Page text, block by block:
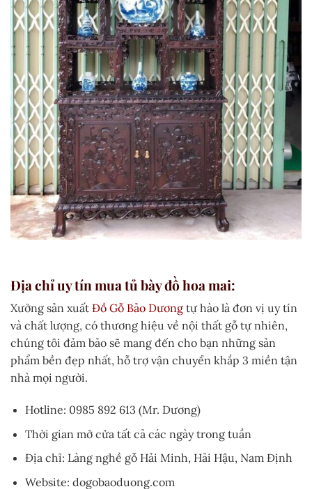
Địa chỉ uy tín mua tủ bày đồ hoa mai:
Xưởng sản xuất Đồ Gỗ Bảo Dương tự hào là đơn vị uy tín
và chất lượng, có thương hiệu về nội thất gỗ tự nhiên,
chúng tôi đảm bảo sẽ mang đến cho bạn những sản
phẩm bền đẹp nhất, hỗ trợ vận chuyển khắp 3 miền tận
nhà mọi người.
Hotline: 0985 892 613 (Mr. Dương)
Thời gian mở cửa tất cả các ngày trong tuần
Địa chỉ: Làng nghề gỗ Hải Minh, Hải Hậu, Nam Định
Website: dogobaoduong.com